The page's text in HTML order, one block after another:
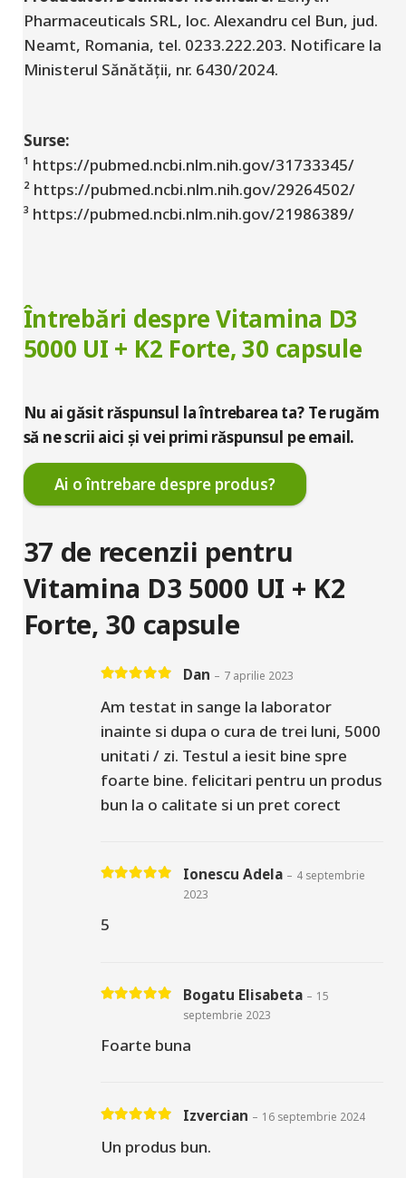
Pharmaceuticals SRL, loc. Alexandru cel Bun, jud.
Neamt, Romania, tel. 0233.222.203. Notificare la
Ministerul Sănătății, nr. 6430/2024.
Surse:
¹ https://pubmed.ncbi.nlm.nih.gov/31733345/
² https://pubmed.ncbi.nlm.nih.gov/29264502/
³ https://pubmed.ncbi.nlm.nih.gov/21986389/
Întrebări despre Vitamina D3
5000 UI + K2 Forte, 30 capsule
Nu ai găsit răspunsul la întrebarea ta? Te rugăm
să ne scrii aici și vei primi răspunsul pe email.
Ai o întrebare despre produs?
37 de recenzii pentru
Vitamina D3 5000 UI + K2
Forte, 30 capsule
Dan – 7 aprilie 2023
Am testat in sange la laborator
inainte si dupa o cura de trei luni, 5000
unitati / zi. Testul a iesit bine spre
foarte bine. felicitari pentru un produs
bun la o calitate si un pret corect
5din 5
Ionescu Adela – 4 septembrie
2023
5
5din 5
Bogatu Elisabeta – 15
septembrie 2023
Foarte buna
Izvercian – 16 septembrie 2024
Un produs bun.